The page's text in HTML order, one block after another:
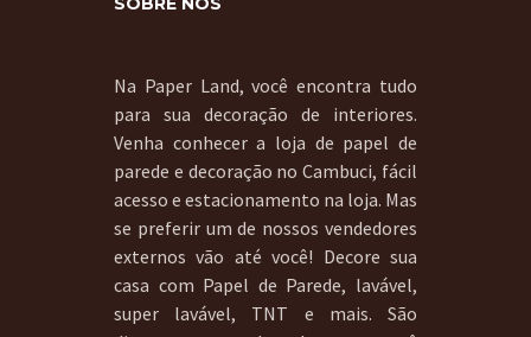
Na Paper Land, você encontra tudo
para sua decoração de interiores.
Venha conhecer a loja de papel de
parede e decoração no Cambuci, fácil
acesso e estacionamento na loja. Mas
se preferir um de nossos vendedores
externos vão até você! Decore sua
casa com Papel de Parede, lavável,
super lavável, TNT e mais. São